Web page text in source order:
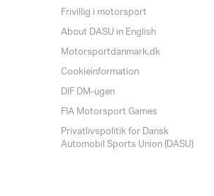
Frivillig i motorsport
About DASU in English
Motorsportdanmark.dk
Cookieinformation
DIF DM-ugen
FIA Motorsport Games
Privatlivspolitik for Dansk
Automobil Sports Union (DASU)